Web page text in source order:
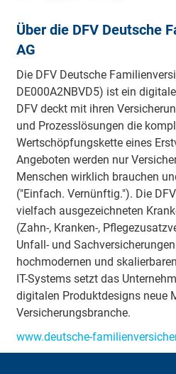
Über die DFV Deutsche
AG
Die DFV Deutsche
DE000A2NBVD5) ist ein
DFV deckt mit ihren
und Prozesslösungen die
Wertschöpfungskette eines
Angeboten werden nur
Menschen wirklich brauchen
("Einfach. Vernünftig."). Die
vielfach ausgezeichneten
(Zahn-, Kranken-,
Unfall- und
hochmodernen und
IT-Systems setzt das
digitalen Produktdesigns neue
Versicherungsbranche.
www.deutsche-